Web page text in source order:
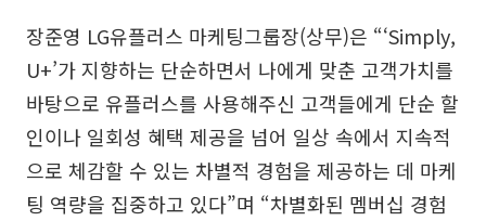
장준영 LG유플러스 마케팅그룹장(상무)은 “‘Simply,
U+’가 지향하는 단순하면서 나에게 맞춘 고객가치를
바탕으로 유플러스를 사용해주신 고객들에게 단순 할
인이나 일회성 혜택 제공을 넘어 일상 속에서 지속적
으로 체감할 수 있는 차별적 경험을 제공하는 데 마케
팅 역량을 집중하고 있다”며 “차별화된 멤버십 경험